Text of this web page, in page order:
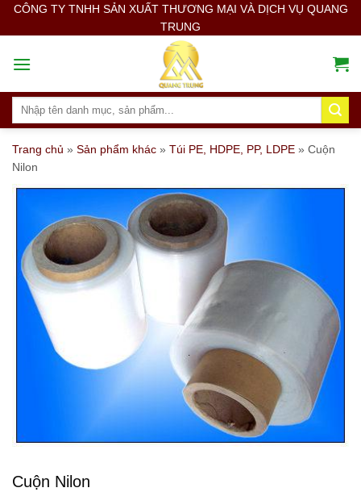
SkipCÔNG TY TNHH SẢN XUẤT THƯƠNG MẠI VÀ DỊCH VỤ QUANG
TRUNG
Search
Trang chủ » Sản phẩm khác » Túi PE, HDPE, PP, LDPE » Cuộn
Nilon
Cuộn Nilon